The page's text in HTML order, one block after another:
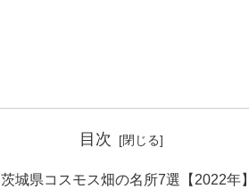
目次
茨城県コスモス畑の名所7選【2022年】